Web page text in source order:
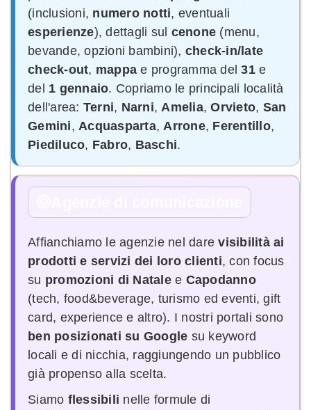
(inclusioni, numero notti, eventuali
esperienze), dettagli sul cenone (menu,
bevande, opzioni bambini), check-in/late
check-out, mappa e programma del31e
del 1 gennaio. Copriamo le principali località
dell'area: Terni, Narni, Amelia,Orvieto, San
Gemini, Acquasparta, Arrone, Ferentillo,
Piediluco, Fabro, Baschi.
Affianchiamo le agenzie nel darevisibilità ai
prodotti e servizi dei loro clienti, con focus
su promozioni di Natalee Capodanno
(tech, food&beverage, turismo ed eventi, gift
card, experience e altro). I nostri portali sono
ben posizionati su Google su keyword
locali e di nicchia, raggiungendo un pubblico
già propenso alla scelta.
Siamo flessibili nelle formule di